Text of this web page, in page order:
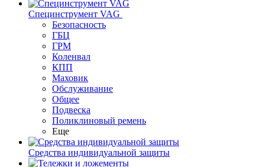
Специнструмент VAG
Безопасность
ГБЦ
ГРМ
Коленвал
КПП
Маховик
Обслуживание
Общее
Подвеска
Поликлиновый ремень
Еще
Средства индивидуальной защиты